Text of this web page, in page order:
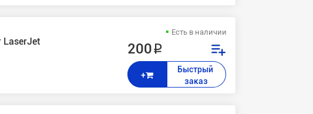
LaserJet
Есть в наличии
200 ₽
+
Быстрый
заказ